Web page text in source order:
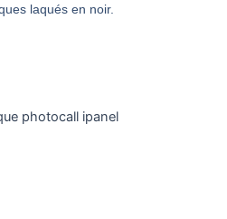
laqués en noir.